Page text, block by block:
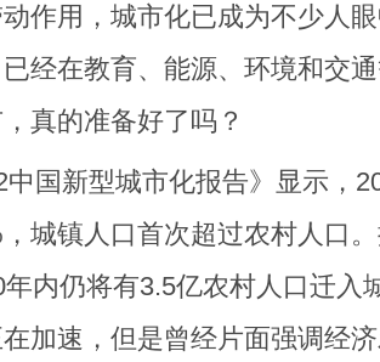
作用，城市化已成为不少人
经在教育、能源、环境和交
真的准备好了吗？
新型城市化报告》显示，
城镇人口首次超过农村人口
内仍将有3.5亿农村人口迁入
加速，但是曾经片面强调经